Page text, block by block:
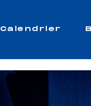
Calendrier